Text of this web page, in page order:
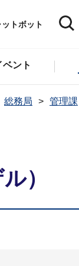
トボット
ント
総務局
管理課
）